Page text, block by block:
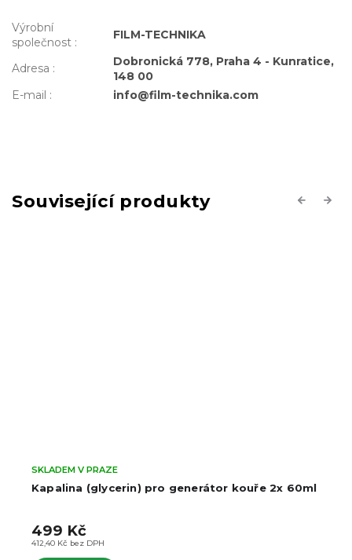
Výrobní
společnost :
FILM-TECHNIKA
Adresa :
Dobronická 778, Praha 4 - Kunratice,
148 00
E-mail : info@film-technika.com
Související produkty Previous
Ulanzi kapalina (glycerin) pro generátor kouře
SKLADEM V PRAZE
570,25 Kč bez DPH
690 Kč
Next